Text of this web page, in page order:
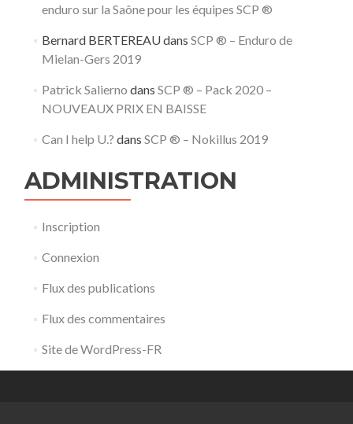
enduro sur la Saône pour les équipes SCP ®
Bernard BERTEREAUdans SCP ® – Enduro de
Mielan-Gers 2019
Patrick Salierno dans SCP ® – Pack 2020 –
NOUVEAUX PRIX EN BAISSE
Can I help U.? dans SCP ® – Nokillus 2019
ADMINISTRATION
Inscription
Connexion
Flux des publications
Flux des commentaires
Site de WordPress-FR